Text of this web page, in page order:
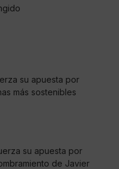
su apuesta por
más sostenibles
su apuesta por
de Javier